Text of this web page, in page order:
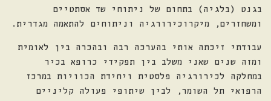
בגנט (בלגיה) בתחום של ניתוחי שד אסתטיים
ומשחזרים, מיקרוכירורגיה וניתוחים להתאמה מגדרית.
עבודתי זיכתה אותי בהערכה רבה ובהכרה בין לאומית
ומזה שנים שאני משלב בין תפקידי כרופא בכיר
במחלקה לכירורגיה פלסטית ויחידת הכוויות במרכז
הרפואי תל השומר, לבין שיתופי פעולה קליניים